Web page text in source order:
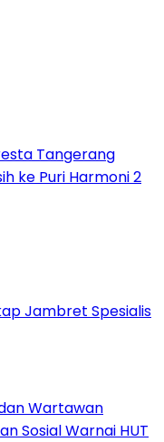
Tangerang
ke Puri Harmoni 2
Jambret Spesialis
Wartawan
Sosial Warnai HUT